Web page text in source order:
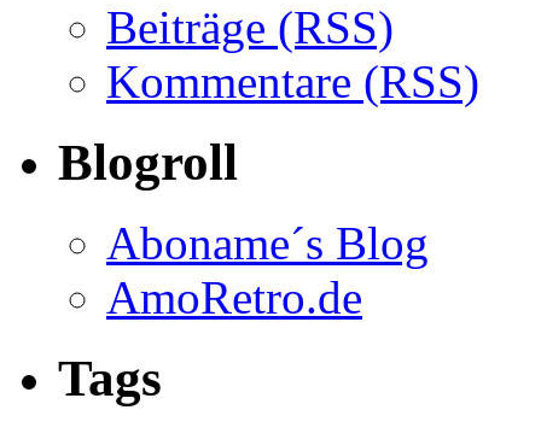
Beiträge (RSS)
Kommentare (RSS)
Blogroll
Aboname´s Blog
AmoRetro.de
Tags